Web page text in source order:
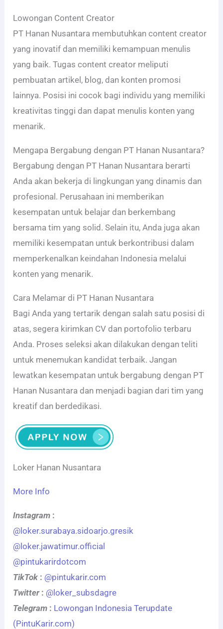
Lowongan Content Creator
PT Hanan Nusantara membutuhkan content creator
yang inovatif dan memiliki kemampuan menulis
yang baik. Tugas content creator meliputi
pembuatan artikel, blog, dan konten promosi
lainnya. Posisi ini cocok bagi individu yang memiliki
kreativitas tinggi dan dapat menulis konten yang
menarik.
Mengapa Bergabung dengan PT Hanan Nusantara?
Bergabung dengan PT Hanan Nusantara berarti
Anda akan bekerja di lingkungan yang dinamis dan
profesional. Perusahaan ini memberikan
kesempatan untuk belajar dan berkembang
bersama tim yang solid. Selain itu, Anda juga akan
memiliki kesempatan untuk berkontribusi dalam
memperkenalkan keindahan Indonesia melalui
konten yang menarik.
Cara Melamar di PT Hanan Nusantara
Bagi Anda yang tertarik dengan salah satu posisi di
atas, segera kirimkan CV dan portofolio terbaru
Anda. Proses seleksi akan dilakukan dengan teliti
untuk menemukan kandidat terbaik. Jangan
lewatkan kesempatan untuk bergabung dengan PT
Hanan Nusantara dan menjadi bagian dari tim yang
kreatif dan berdedikasi.
Loker Hanan Nusantara
More Info
Instagram :
@loker.surabaya.sidoarjo.gresik
@loker.jawatimur.official
@pintukarirdotcom
TikTok : @pintukarir.com
Twitter: @loker_subsdagre
Telegram : Lowongan Indonesia Terupdate
(PintuKarir.com)